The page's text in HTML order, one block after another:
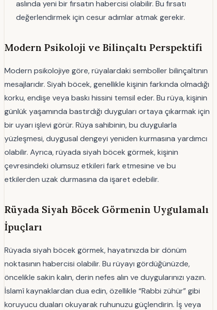
aslında yeni bir fırsatın habercisi olabilir. Bu fırsatı
değerlendirmek için cesur adımlar atmak gerekir.
Modern Psikoloji ve Bilinçaltı Perspektifi
Modern psikolojiye göre, rüyalardaki semboller bilinçaltının
mesajlarıdır. Siyah böcek, genellikle kişinin farkında olmadığı
korku, endişe veya baskı hissini temsil eder. Bu rüya, kişinin
günlük yaşamında bastırdığı duyguları ortaya çıkarmak için
bir uyarı işlevi görür. Rüya sahibinin, bu duygularla
yüzleşmesi, duygusal dengeyi yeniden kurmasına yardımcı
olabilir. Ayrıca, rüyada siyah böcek görmek, kişinin
çevresindeki olumsuz etkileri fark etmesine ve bu
etkilerden uzak durmasına da işaret edebilir.
Rüyada Siyah Böcek Görmenin Uygulamalı
İpuçları
Rüyada siyah böcek görmek, hayatınızda bir dönüm
noktasının habercisi olabilir. Bu rüyayı gördüğünüzde,
öncelikle sakin kalın, derin nefes alın ve duygularınızı yazın.
İslamî kaynaklardan dua edin, özellikle “Rabbi zühür” gibi
koruyucu duaları okuyarak ruhunuzu güçlendirin. İş veya